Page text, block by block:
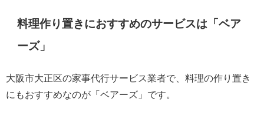
料理作り置きにおすすめのサービスは「ベア
ーズ」
大阪市大正区の家事代行サービス業者で、料理の作り置き
にもおすすめなのが「ベアーズ」です。